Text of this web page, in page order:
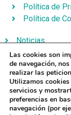
Política de
Política de
Noticias
Contacto
Eventos
Catálogo
Las cookies son
de navegación,
realizar las
Utilizamos
servicios y
preferencias en
navegación (por